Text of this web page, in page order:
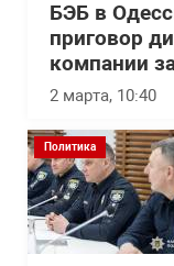
БЭБ в
приговор
компании
2 марта, 10:40
Политика